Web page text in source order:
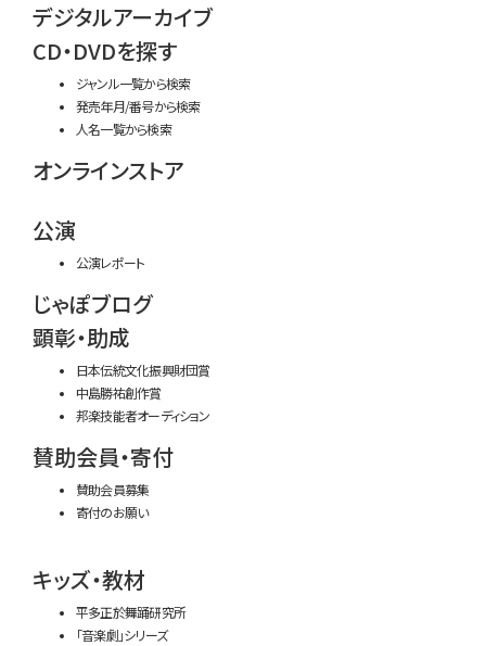
デジタルアーカイブ
CD・DVDを探す
ジャンル一覧から検索
発売年月/番号から検索
人名一覧から検索
オンラインストア
公演
公演レポート
じゃぽブログ
顕彰・助成
日本伝統文化振興財団賞
中島勝祐創作賞
邦楽技能者オーディション
賛助会員・寄付
賛助会員募集
寄付のお願い
キッズ・教材
平多正於舞踊研究所
「音楽劇」シリーズ